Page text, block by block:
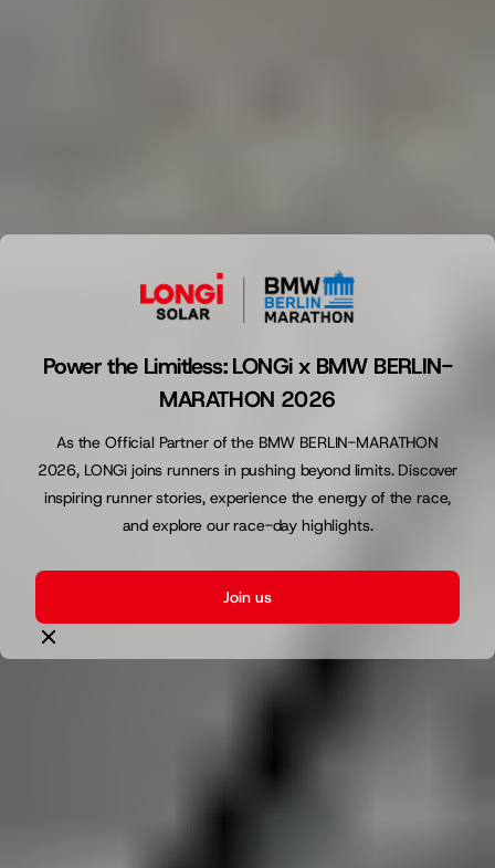
Power the Limitless: LONGi x BMW BERLIN-
MARATHON 2026
As the Official Partner of the BMW BERLIN-MARATHON
2026, LONGi joins runners in pushing beyond limits. Discover
inspiring runner stories, experience the energy of the race,
and explore our race-day highlights.
Join us